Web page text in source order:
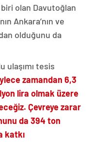
olan Davutoğlan
Ankara’nın ve
olduğunu da
ulaşımı tesis
zamandan 6,3
lira olmak üzere
Çevreye zarar
da 394 ton
katkı